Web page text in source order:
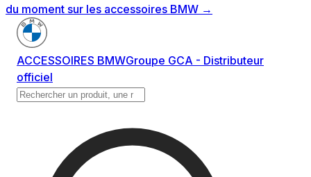
du moment sur les accessoires BMW →
ACCESSOIRES BMWGroupe GCA - Distributeur
officiel